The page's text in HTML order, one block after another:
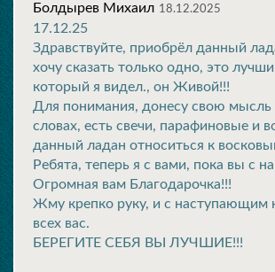
Болдырев Михаил 18.12.2025
17.12.25
Здравствуйте, приобрёл данный
хочу сказать только одно, это
который я видел., он Живой!!!
Для понимания, донесу свою мысль
словах, есть свечи, парафиновые и
данный ладан относиться к
Ребята, теперь я с вами, пока вы с
Огромная вам Благодарочка!!!
Жму крепко руку, и с наступающим
всех вас.
БЕРЕГИТЕ СЕБЯ ВЫ ЛУЧШИЕ!!!